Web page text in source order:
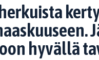
hyvällä